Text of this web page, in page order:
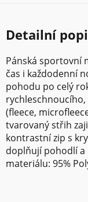
Detailní
Pánská sportovní
čas i každodenní
pohodu po celý
(fleece,
tvarovaný střih
kontrastní zip s
doplňují pohodlí a
materiálu: 95%